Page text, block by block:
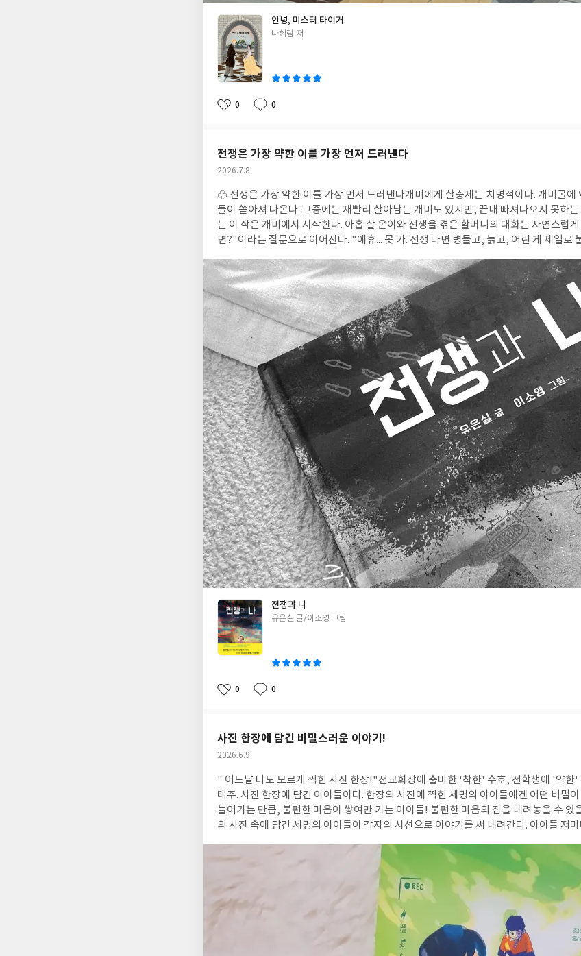
안녕, 미스터 타이거
글
나혜림 저
좋
0
댓
0
작
전쟁은 가장 약한 이를 가장 먼저 드러낸다
작
일
2026.7.8
♧ 전쟁은 가장 약한 이를 가장 먼저 드러낸다개미에게 살충제는 치명적이다. 개미굴에
들이 쏟아져 나온다. 그중에는 재빨리 살아남는 개미도 있지만, 끝내 빠져나오지 못하는
는 이 작은 개미에서 시작한다. 아홉 살 온이와 전쟁을 겪은 할머니의 대화는 자연스럽
면?"이라는 질문으로 이어진다. "에휴... 못 가. 전쟁 나면 병들고, 늙고, 어린 게 제일로
인처럼 스스로를 지키기 어려운 사람들이 가장 먼저 위험에 놓인다. 책 속에서 온이는
난을 가기 위해 큰 차를 구하려고 이리저리 뛰어다닌다. 그 모습을 보며 '전쟁은 모두에
에게는 도망칠 기회조차 허락하지 않는 현실'이라는 사실을 다시 생각하게 되었다. ♧
는 평범한 일상을 살아간다. 하지만 우리나라는 아직 전쟁이 끝난 나라가 아닌 '휴전국'
만, 전쟁을 직접 겪은 사람들에게는 그 기억이 여전히 현재일지도 모른다. 이 책에서 가
다. 따뜻했던 집은 무너지고, 늘 건너던 다리는 사라지고, 익숙했던 일상은 폐허가 된다
풍경이 강하게 대비되면서, 전쟁이 단순히 싸움이 아니라 한 사람의 일상을 완전히 무
으로도 전해 준다. 글보다 먼저 마음을 움직이는 그림이었다. ♧ 책 표지에서 부터 시작
터 많은 이야기를 들려준다. 검은색과 짙은 푸른색, 그리고 불길을 떠올리게 하는 붉고
담아낸다. 내지에 그려진 온이의 낙서 같은 그림은 펼칠때 마다 새로운 의미를 발견하
나는 사람들, 빠르게 달아나는 사람과 무거운 짐을 지고 걷는 사람, 뒤처질 수밖에 없는
에도 많은 이야기가 담겨 있었다. 온이는 결국 할아버지를 마트 카트에 태우고 피난을
선택처럼 보였지만, 책을 덮고 나니 그 카트는 절망 속에서도 가족을 끝까지 함께하려
희망을 포기하지 않으려는 상징처럼 느껴졌다. 이 책의 작가는 6.25전쟁 중 일어난 민
서인지, 할머니와 부모의 이야기를 듣던 어린시절의 작가를 떠올리게 한다. 작가는 전
만, 결국 우리에게 평화를 이야기한다. 책의 마지막처럼 전쟁보다 평화가 가장 좋다는
지만, 우리는 평화로운 일상 속에서 그 당연함을 쉽게 잊는다. 아이들을 위한 그림책이
각하게 되는 그림책이었다. 전쟁이 무엇을 빼앗는지, 그리고 우리가 지켜야 할 것이 무
책이었다. ☆ 출판사 우리학교에서 진행하는 #우리학교도서부 원으로 활동 중 입니다.
전쟁과 나
글
유은실 글/이소영 그림
좋
0
댓
0
작
사진 한장에 담긴 비밀스러운 이야기!
작
일
2026.6.9
" 어느날 나도 모르게 찍힌 사진 한장!"전교회장에 출마한 '착한' 수호, 전학생에 '약한'
태주. 사진 한장에 담긴 아이들이다. 한장의 사진에 찍힌 세명의 아이들에겐 어떤 비밀이 숨어 있을
늘어가는 만큼, 불편한 마음이 쌓여만 가는 아이들! 불편한 마음의 짐을 내려놓을 수 있
의 사진 속에 담긴 세명의 아이들이 각자의 시선으로 이야기를 써 내려간다. 아이들 저
'폭력적인'모습을 보인 태주. 아이들은 감추고 싶은 자신의 모습을 들어내며, 더 단단해
'용기'가 필요하다." 세명의 아이들이 보여주는 '용기'는 어른도 쉽지 않다. 잘못을 인정
수 있는 용기, 사과할 수 있는 용기와 그것을 받아들일 수 있는 용기... 용기를 낸 아이들의 변화는 대견하기도, 마음이
먹먹하기도 했다. 한컷의 사진에서 시작한 아이들의 마음의 짐과 변화는 타인을 이해하
그리고, 숨막히게 답답함을 내려놓을 수 있는 '용기'를 냈을때 홀가분함과 진정한 나로
는 책이다. ☆ '용기'가 필요한 사람, 사진 속에 감춰져 자신을 들어내기 힘든 사람 그리고 '진정한 나'와 우정을 찾는
사람들에게 권하고 싶은 책 ♧(p.59) 실수는 누구나 할 수 있어. 하지만 아빠는 자기 잘